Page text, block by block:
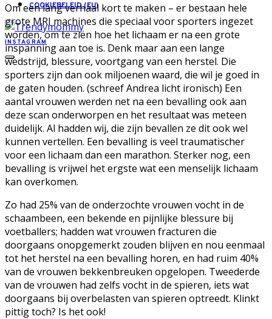
COOKIEBELEID (EU)
INSTAGRAM
Om een lang verhaal kort te maken – er bestaan hele
grote MRI machines die speciaal voor sporters ingezet
worden, om te zien hoe het lichaam er na een grote
inspanning aan toe is. Denk maar aan een lange
wedstrijd, blessure, voortgang van een herstel. Die
sporters zijn dan ook miljoenen waard, die wil je goed in
de gaten houden. (schreef Andrea licht ironisch) Een
aantal vrouwen werden net na een bevalling ook aan
deze scan onderworpen en het resultaat was meteen
duidelijk. Al hadden wij, die zijn bevallen ze dit ook wel
kunnen vertellen. Een bevalling is veel traumatischer
voor een lichaam dan een marathon. Sterker nog, een
bevalling is vrijwel het ergste wat een menselijk lichaam
kan overkomen.
Zo had 25% van de onderzochte vrouwen vocht in de
schaambeen, een bekende en pijnlijke blessure bij
voetballers; hadden wat vrouwen fracturen die
doorgaans onopgemerkt zouden blijven en nou eenmaal
tot het herstel na een bevalling horen, en had ruim 40%
van de vrouwen bekkenbreuken opgelopen. Tweederde
van de vrouwen had zelfs vocht in de spieren, iets wat
doorgaans bij overbelasten van spieren optreedt. Klinkt
pittig toch? Is het ook!